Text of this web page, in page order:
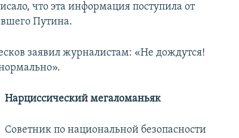
что эта информация поступила от
Путина.
заявил журналистам: «Не дождутся!
Нарциссический мегаломаньяк
Советник по национальной безопасности